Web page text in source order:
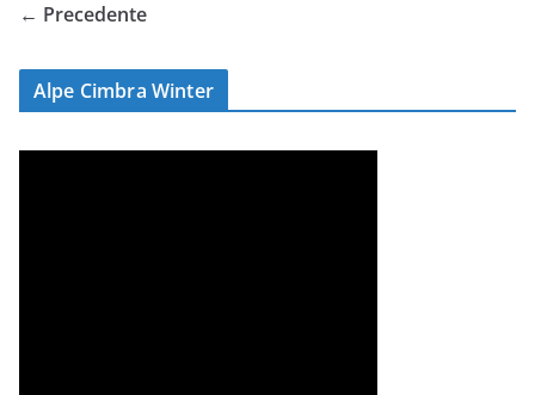
← Precedente
Alpe Cimbra Winter